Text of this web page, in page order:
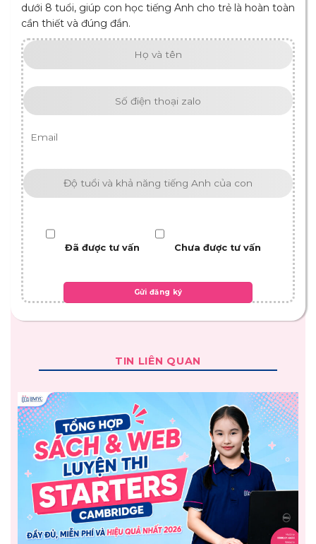
dưới 8 tuổi, giúp con học tiếng Anh cho trẻ là hoàn toàn
cần thiết và đúng đắn.
Đã được tư vấn Chưa được tư vấn
TIN LIÊN QUAN